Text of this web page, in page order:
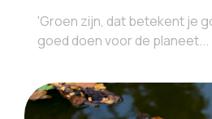
'Groen zijn, dat betekent je
goed doen voor de planeet...